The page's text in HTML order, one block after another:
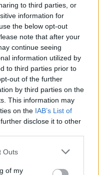
to third parties, or
information for
the below opt-out
note that after your
continue seeing
information utilized by
to third parties prior to
out of the further
by third parties on the
This information may
on the IAB’s List of
disclose it to other
one or more Google
You may click to
Outs
of my
meg a
a hazai Pro
díjat,
pályázatán
és művészeti
lapterv
részt, a